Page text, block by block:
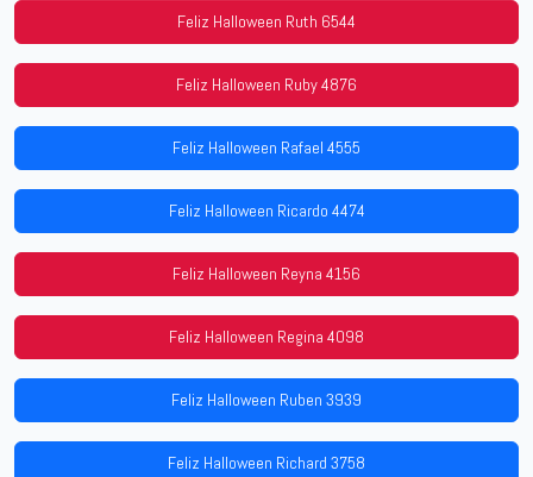
Feliz Halloween Ruth 6544
Feliz Halloween Ruby 4876
Feliz Halloween Rafael 4555
Feliz Halloween Ricardo 4474
Feliz Halloween Reyna 4156
Feliz Halloween Regina 4098
Feliz Halloween Ruben 3939
Feliz Halloween Richard 3758